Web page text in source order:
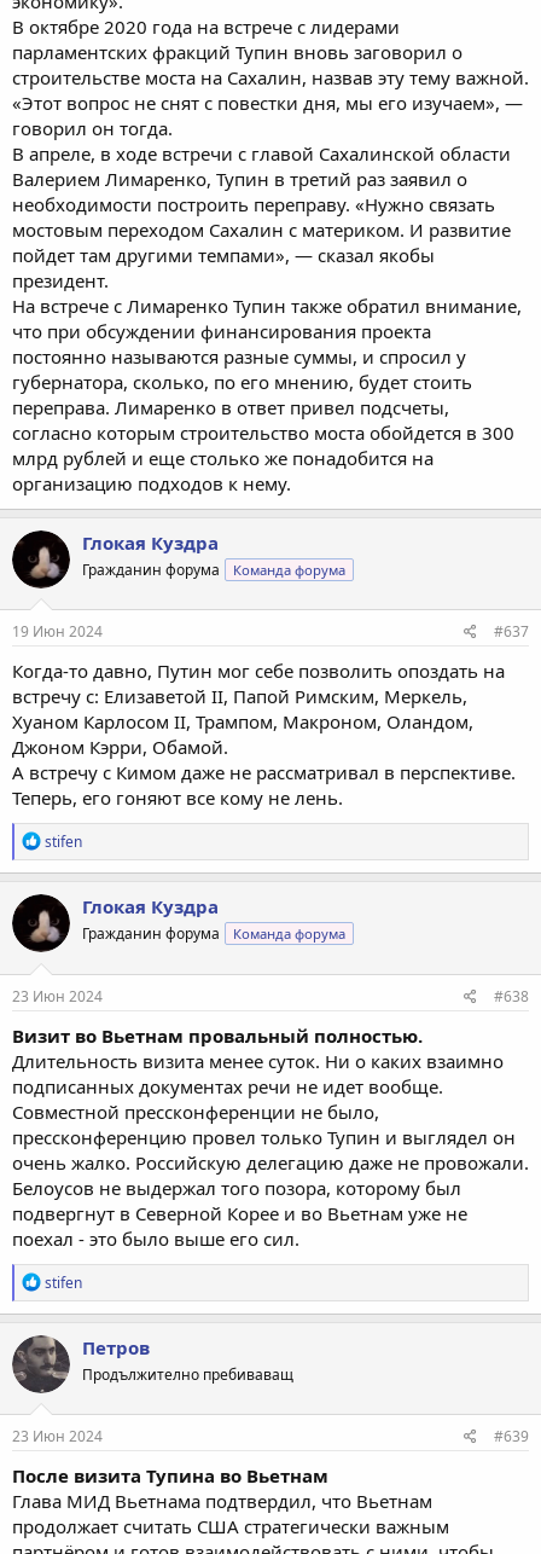
В октябре 2020 года на встрече с лидерами
парламентских фракций Тупин вновь заговорил о
строительстве моста на Сахалин, назвав эту тему важной.
«Этот вопрос не снят с повестки дня, мы его изучаем», —
говорил он тогда.
В апреле, в ходе встречи с главой Сахалинской области
Валерием Лимаренко, Тупин в третий раз заявил о
необходимости построить переправу. «Нужно связать
мостовым переходом Сахалин с материком. И развитие
пойдет там другими темпами», — сказал якобы
президент.
На встрече с Лимаренко Тупин также обратил внимание,
что при обсуждении финансирования проекта
постоянно называются разные суммы, и спросил у
губернатора, сколько, по его мнению, будет стоить
переправа. Лимаренко в ответ привел подсчеты,
согласно которым строительство моста обойдется в 300
млрд рублей и еще столько же понадобится на
организацию подходов к нему.
Глокая Куздра
Гражданин форума Команда форума
19 Июн 2024 #637
Когда-то давно, Путин мог себе позволить опоздать на
встречу с: Елизаветой II, Папой Римским, Меркель,
Хуаном Карлосом II, Трампом, Макроном, Оландом,
Джоном Кэрри, Обамой.
А встречу с Кимом даже не рассматривал в перспективе.
Теперь, его гоняют все кому не лень.
Р
е
а
к
ц
и
и
:
stifen
Глокая Куздра
Гражданин форума Команда форума
23 Июн 2024 #638
Визит во Вьетнам провальный полностью.
Длительность визита менее суток. Ни о каких взаимно
подписанных документах речи не идет вообще.
Совместной прессконференции не было,
прессконференцию провел только Тупин и выглядел он
очень жалко. Российскую делегацию даже не провожали.
Белоусов не выдержал того позора, которому был
подвергнут в Северной Корее и во Вьетнам уже не
поехал - это было выше его сил.
Р
е
а
к
ц
и
и
:
stifen
Петров
Продължително пребиваващ
23 Июн 2024 #639
После визита Тупина во Вьетнам
Глава МИД Вьетнама подтвердил, что Вьетнам
продолжает считать США стратегически важным